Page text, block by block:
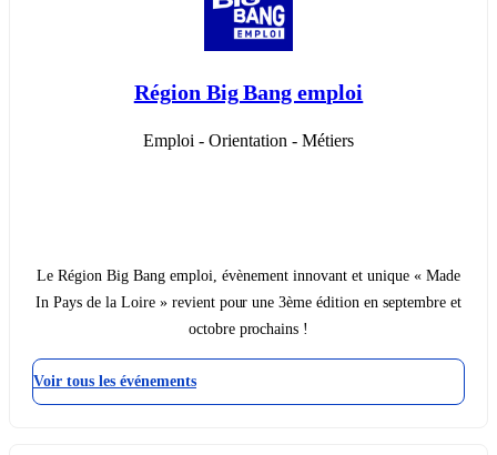
Région Big Bang emploi
Emploi - Orientation - Métiers
Le Région Big Bang emploi, évènement innovant et unique « Made
In Pays de la Loire » revient pour une 3ème édition en septembre et
octobre prochains !
Voir tous les événements